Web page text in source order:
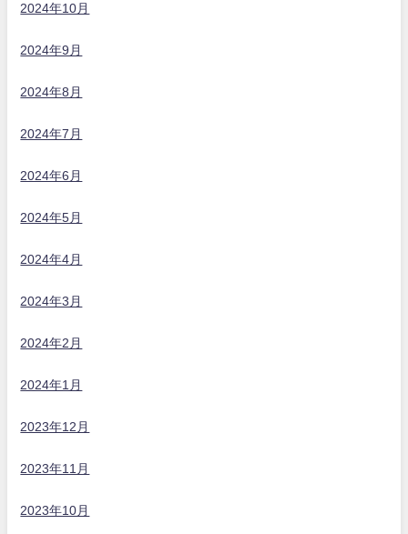
2024年10月
2024年9月
2024年8月
2024年7月
2024年6月
2024年5月
2024年4月
2024年3月
2024年2月
2024年1月
2023年12月
2023年11月
2023年10月